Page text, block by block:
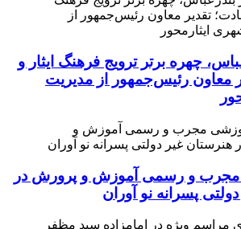
چهره برتر ترویج فرهنگ ایثار و
معاون رئیس‌جمهور از مدیریت
مجرب و رسمی آموزش و پرورش در
پسرانه نو آوران